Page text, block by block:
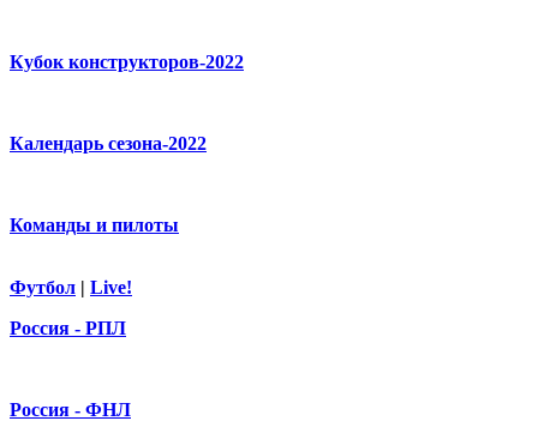
Кубок конструкторов-2022
Календарь сезона-2022
Команды и пилоты
Футбол | Live!
Россия - РПЛ
Россия - ФНЛ